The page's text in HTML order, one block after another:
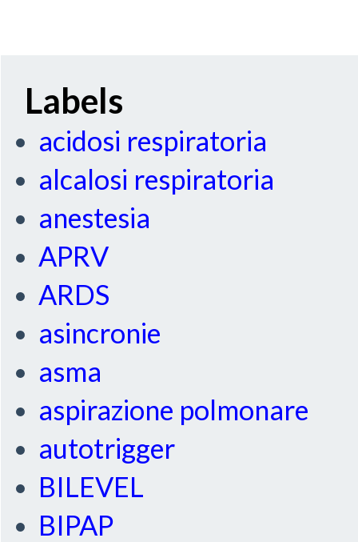
Labels
acidosi respiratoria
alcalosi respiratoria
anestesia
APRV
ARDS
asincronie
asma
aspirazione polmonare
autotrigger
BILEVEL
BIPAP